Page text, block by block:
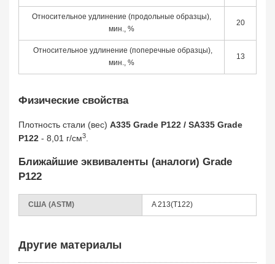
Относительное удлинение (продольные образцы),
мин., %
20
Относительное удлинение (поперечные образцы),
мин., %
13
Физические свойства
Плотность стали (вес) A335 Grade P122 / SA335 Grade
P122 - 8,01 г/см3
Ближайшие эквиваленты (аналоги) Grade
P122
США (ASTM) A 213(T122)
Другие материалы